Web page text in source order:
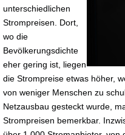
unterschiedlichen
Strompreisen. Dort,
wo die
Bevölkerungsdichte
eher gering ist, liegen
die Strompreise etwas höher,
von weniger Menschen zu
Netzausbau gesteckt wurde,
Strompreisen bemerkbar.